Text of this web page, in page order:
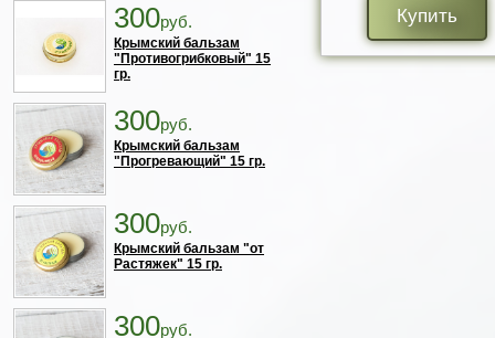
300руб.
Крымский бальзам
"Противогрибковый" 15
гр.
300руб.
Крымский бальзам
"Прогревающий" 15 гр.
300руб.
Крымский бальзам "от
Растяжек" 15 гр.
300руб.
Купить